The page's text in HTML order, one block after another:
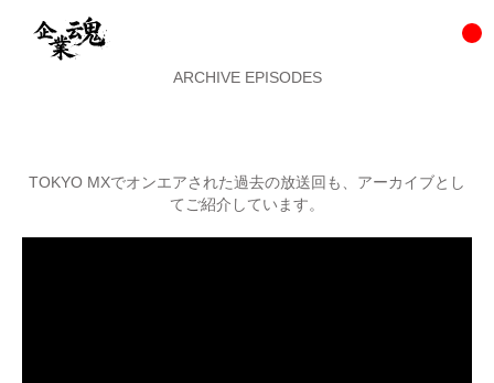
ARCHIVE EPISODES
TOKYO MXでオンエアされた過去の放送回も、アーカイブとし
てご紹介しています。